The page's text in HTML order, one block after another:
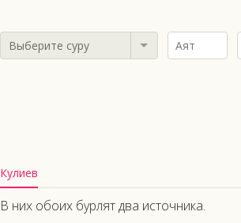
Выберите суру
Кулиев
В них обоих бурлят два источника.